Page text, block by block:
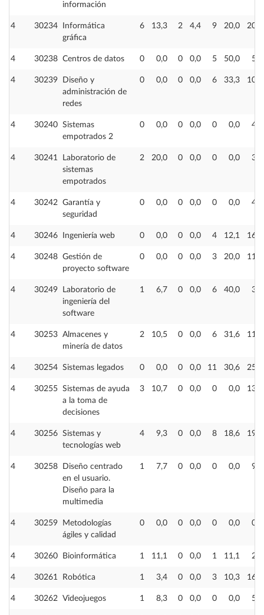
información
4 30234
Informática
gráfica
6 13,3 2 4,4 9 20,0 20
4 30238 Centros de datos 0 0,0 0 0,0 5 50,0 5
4 30239
Diseño y
administración de
redes
0 0,0 0 0,0 6 33,3 10
4 30240 Sistemas
empotrados 2
0 0,0 0 0,0 0 0,0 4
4 30241
Laboratorio de
sistemas
empotrados
2 20,0 0 0,0 0 0,0 3
4 30242 Garantía y
seguridad
0 0,0 0 0,0 0 0,0 4
4 30246 Ingeniería web 0 0,0 0 0,0 4 12,1 16
4 30248 Gestión de
proyecto software
0 0,0 0 0,0 3 20,0 11
4 30249
Laboratorio de
ingeniería del
software
1 6,7 0 0,0 6 40,0 3
4 30253 Almacenes y
minería de datos
2 10,5 0 0,0 6 31,6 11
4 30254 Sistemas legados 0 0,0 0 0,0 11 30,6 25
4 30255 Sistemas de ayuda
a la toma de
decisiones
3 10,7 0 0,0 0 0,0 13
4 30256 Sistemas y
tecnologías web
4 9,3 0 0,0 8 18,6 19
4 30258
Diseño centrado
en el usuario.
Diseño para la
multimedia
1 7,7 0 0,0 0 0,0 9
4 30259
Metodologías
ágiles y calidad
0 0,0 0 0,0 0 0,0 0
4 30260 Bioinformática 1 11,1 0 0,0 1 11,1 2
4 30261 Robótica 1 3,4 0 0,0 3 10,3 16
4 30262 Videojuegos 1 8,3 0 0,0 0 0,0 5